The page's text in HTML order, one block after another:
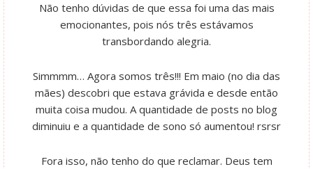
Não tenho dúvidas de que essa foi uma das mais
emocionantes, pois nós três estávamos
transbordando alegria.
Simmmm… Agora somos três!!! Em maio (no dia das
mães) descobri que estava grávida e desde então
muita coisa mudou. A quantidade de posts no blog
diminuiu e a quantidade de sono só aumentou! rsrsr
Fora isso, não tenho do que reclamar. Deus tem